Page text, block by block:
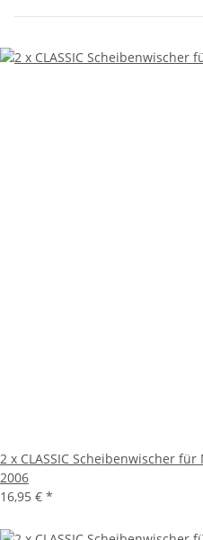
2 x CLASSIC Scheibenwischer
2006
16,95 € *